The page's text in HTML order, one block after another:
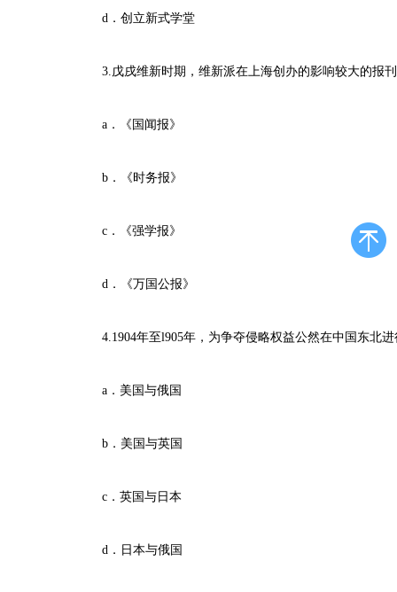
d．创立新式学堂
3.戊戌维新时期，维新派在上海创办的影响较大的报
a．《国闻报》
b．《时务报》
c．《强学报》
d．《万国公报》
4.1904年至l905年，为争夺侵略权益公然在中国东北进
a．美国与俄国
b．美国与英国
c．英国与日本
d．日本与俄国